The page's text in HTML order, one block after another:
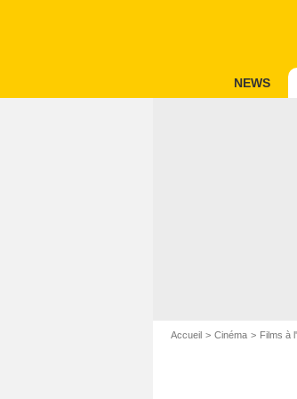
NEWS
Accueil Cinéma Films à